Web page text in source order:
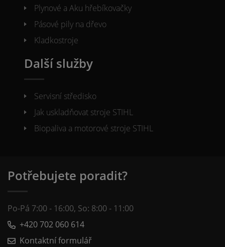
Plynové a Aku hřebíkovačky
Pásové pily na dřevo
Kladkostroje
Další služby
Servisní středisko
Jak uskladňovat stroje STIHL
Biopaliva a motorové stroje STIHL
Potřebujete poradit?
Po-Pá 7:00 - 16:00, So: 8:00 - 11:00
+420 702 060 614
Kontaktní formulář